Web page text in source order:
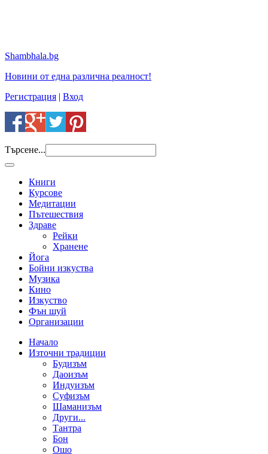
Shambhala.bg
Новини от една различна реалност!
Регистрация | Вход
Търсене...
Книги
Курсове
Медитации
Пътешествия
Здраве
Рейки
Хранене
Йога
Бойни изкуства
Музика
Кино
Изкуство
Фън шуй
Организации
Начало
Източни традиции
Будизъм
Даоизъм
Индуизъм
Суфизъм
Шаманизъм
Други...
Тантра
Бон
Ошо